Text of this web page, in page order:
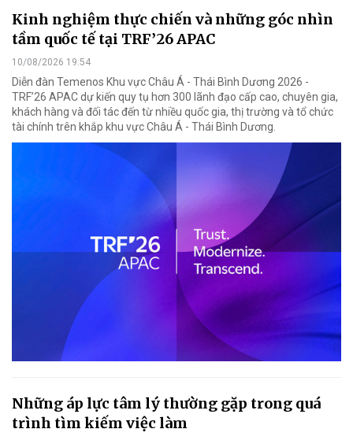
Kinh nghiệm thực chiến và những góc nhìn
tầm quốc tế tại TRF’26 APAC
10/08/2026 19:54
Diễn đàn Temenos Khu vực Châu Á - Thái Bình Dương 2026 -
TRF’26 APAC dự kiến quy tụ hơn 300 lãnh đạo cấp cao, chuyên gia,
khách hàng và đối tác đến từ nhiều quốc gia, thị trường và tổ chức
tài chính trên khắp khu vực Châu Á - Thái Bình Dương.
Những áp lực tâm lý thường gặp trong quá
trình tìm kiếm việc làm